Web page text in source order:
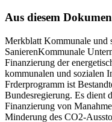
Aus diesem
Merkblatt Kommunale und
SanierenKommunale
Finanzierung der
kommunalen und sozialen
Frderprogramm ist
Bundesregierung. Es dient
Finanzierung von
Minderung des CO2-